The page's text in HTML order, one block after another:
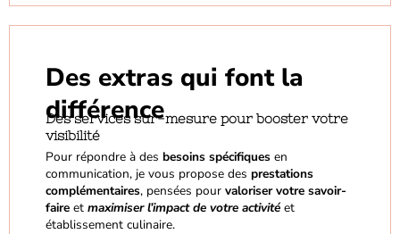
Des extras qui font la
différence
Des services sur-mesure pour booster votre
visibilité
Pour répondre à des besoins spécifiques en
communication, je vous propose des prestations
complémentaires, pensées pour valoriser votre savoir-
faire et maximiser l’impact de votre activitéet
établissement culinaire.